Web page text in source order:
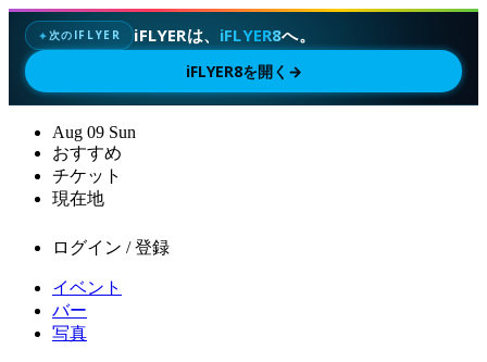
✦次のIFLYER iFLYERは、 iFLYER8へ。
iFLYER8を開く →
Aug 09 Sun
おすすめ
チケット
現在地
ログイン / 登録
イベント
バー
写真